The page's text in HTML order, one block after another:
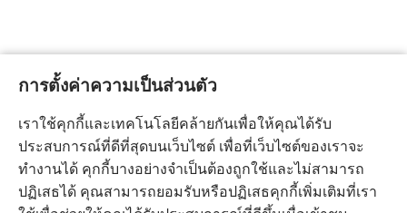
การตั้งค่าความเป็นส่วนตัว
เราใช้คุกกี้และเทคโนโลยีคล้ายกันเพื่อให้คุณได้รับ
ประสบการณ์ที่ดีที่สุดบนเว็บไซต์ เพื่อที่เว็บไซต์ของเราจะ
ทำงานได้ คุกกี้บางอย่างจำเป็นต้องถูกใช้และไม่สามารถ
ปฏิเสธได้ คุณสามารถยอมรับหรือปฏิเสธคุกกี้เพิ่มเติมที่เรา